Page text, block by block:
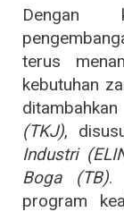
Dengan
terus
kebutuhan
ditambahkan
(TKJ),
Industri
Boga (TB).
program